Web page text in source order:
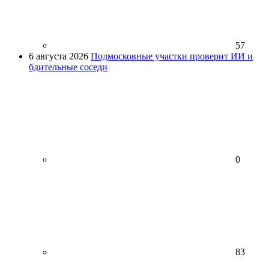
57
6 августа 2026 Подмосковные участки проверит ИИ и
бдительные соседи
0
83